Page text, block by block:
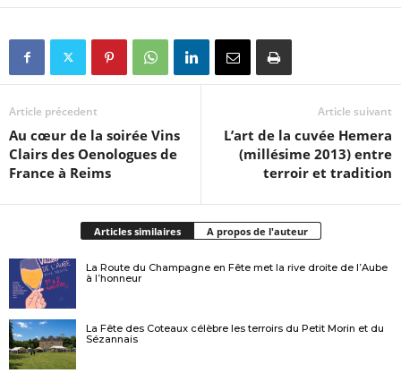
Article précedent
Au cœur de la soirée Vins
Clairs des Oenologues de
France à Reims
Article suivant
L’art de la cuvée Hemera
(millésime 2013) entre
terroir et tradition
Articles similaires A propos de l'auteur
La Route du Champagne en Fête met la rive droite de l’Aube
à l’honneur
La Fête des Coteaux célèbre les terroirs du Petit Morin et du
Sézannais